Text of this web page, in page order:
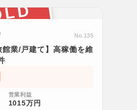
No.135
館業/戸建て】高稼働を維
営業利益
1015万円